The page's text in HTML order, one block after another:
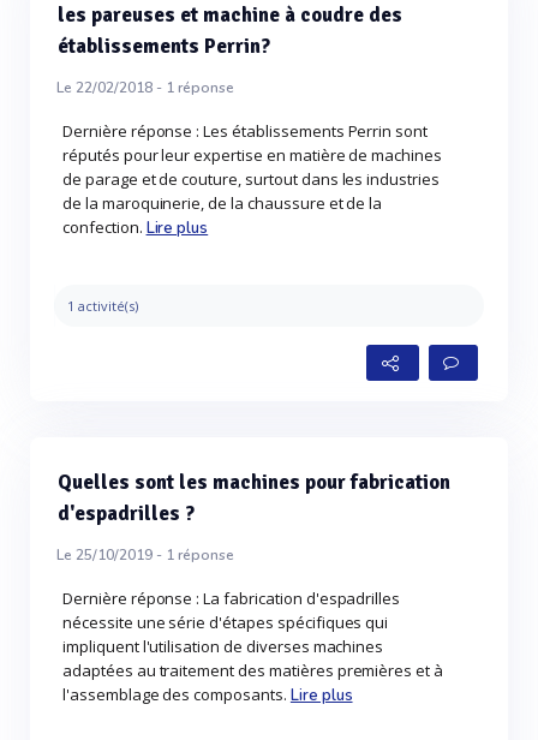
les pareuses et machine à coudre des
établissements Perrin?
Le 22/02/2018 - 1réponse
Dernière réponse : Les établissements Perrin sont
réputés pour leur expertise en matière de machines
de parage et de couture, surtout dans les industries
de la maroquinerie, de la chaussure et de la
confection. Lire plus
1 activité(s)
Quelles sont les machines pour fabrication
d'espadrilles ?
Le 25/10/2019 - 1réponse
Dernière réponse : La fabrication d'espadrilles
nécessite une série d'étapes spécifiques qui
impliquent l'utilisation de diverses machines
adaptées au traitement des matières premières et à
l'assemblage des composants. Lire plus